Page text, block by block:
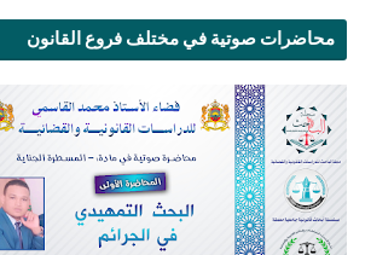
محاضرات صوتية في مختلف فروع القانون